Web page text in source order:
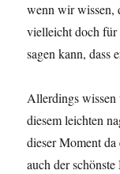
wenn wir wissen,
vielleicht doch für
sagen kann, dass
Allerdings wissen
diesem leichten
dieser Moment
auch der